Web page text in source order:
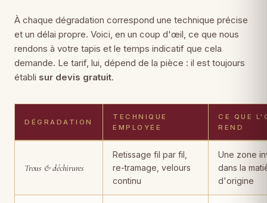
À chaque dégradation correspond une technique précise
et un délai propre. Voici, en un coup d'œil, ce que nous
rendons à votre tapis et le temps indicatif que cela
demande. Le tarif, lui, dépend de la pièce : il est toujours
établi sur devis gratuit.
DÉGRADATION
TECHNIQUE
EMPLOYÉE
CE QUE
REND
Trous & déchirures
Retissage fil par fil,
re-tramage, velours
continu
Une zone
dans la
d'origine